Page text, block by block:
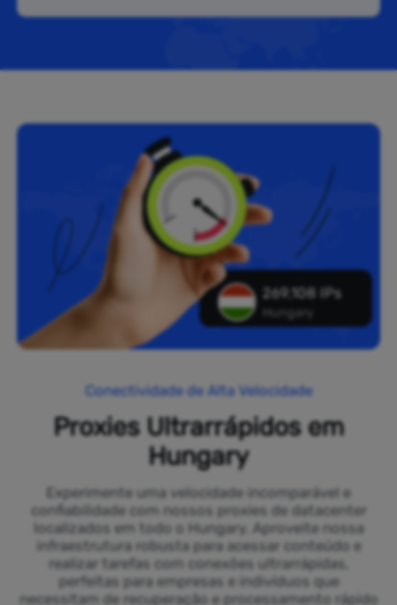
269,108 IPs
Hungary
Conectividade de Alta Velocidade
Proxies Ultrarrápidos em
Hungary
Experimente uma velocidade incomparável e
confiabilidade com nossos proxies de datacenter
localizados em todo o Hungary. Aproveite nossa
infraestrutura robusta para acessar conteúdo e
realizar tarefas com conexões ultrarrápidas,
perfeitas para empresas e indivíduos que
necessitam de recuperação e processamento rápido